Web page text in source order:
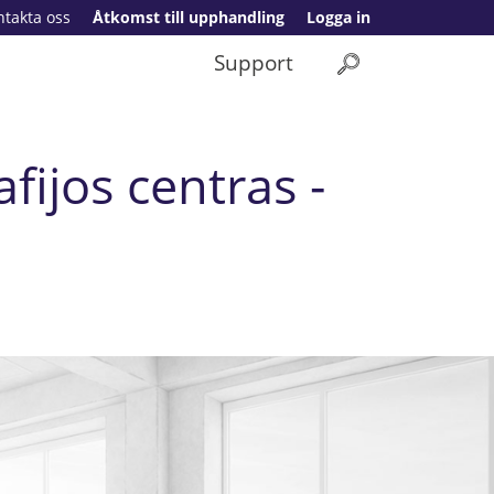
Logga in
Åtkomst till upphandling
oss
Support
centras -